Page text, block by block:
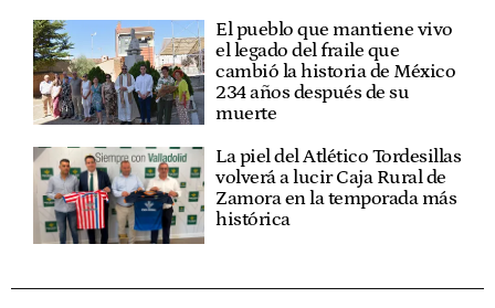
El pueblo que mantiene vivo
el legado del fraile que
cambió la historia de México
234 años después de su
muerte
La piel del Atlético Tordesillas
volverá a lucir Caja Rural de
Zamora en la temporada más
histórica